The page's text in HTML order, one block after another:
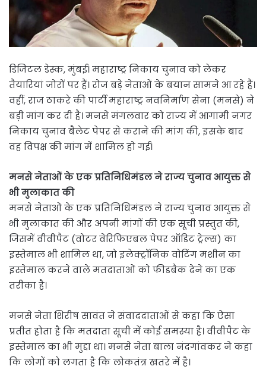
डिजिटल डेस्क, मुंबई। महाराष्ट्र निकाय चुनाव को लेकर
तैयारियां जोरों पर हैं। रोज बड़े नेताओं के बयान सामने आ रहे हैं।
वहीं, राज ठाकरे की पार्टी महाराष्ट्र नवनिर्माण सेना (मनसे) ने
बड़ी मांग कर दी है। मनसे मंगलवार को राज्य में आगामी नगर
निकाय चुनाव बैलेट पेपर से कराने की मांग की, इसके बाद
वह विपक्ष की मांग में शामिल हो गई।
मनसे नेताओं के एक प्रतिनिधिमंडल ने राज्य चुनाव आयुक्त से
भी मुलाकात की
मनसे नेताओं के एक प्रतिनिधिमंडल ने राज्य चुनाव आयुक्त से
भी मुलाकात की और अपनी मांगों की एक सूची प्रस्तुत की,
जिसमें वीवीपैट (वोटर वेरिफिएबल पेपर ऑडिट ट्रेल्स) का
इस्तेमाल भी शामिल था, जो इलेक्ट्रॉनिक वोटिंग मशीन का
इस्तेमाल करने वाले मतदाताओं को फीडबैक देने का एक
तरीका है।
मनसे नेता शिरीष सावंत ने संवाददाताओं से कहा कि ऐसा
प्रतीत होता है कि मतदाता सूची में कोई समस्या है। वीवीपैट के
इस्तेमाल का भी मुद्दा था। मनसे नेता बाला नंदगांवकर ने कहा
कि लोगों को लगता है कि लोकतंत्र खतरे में है।